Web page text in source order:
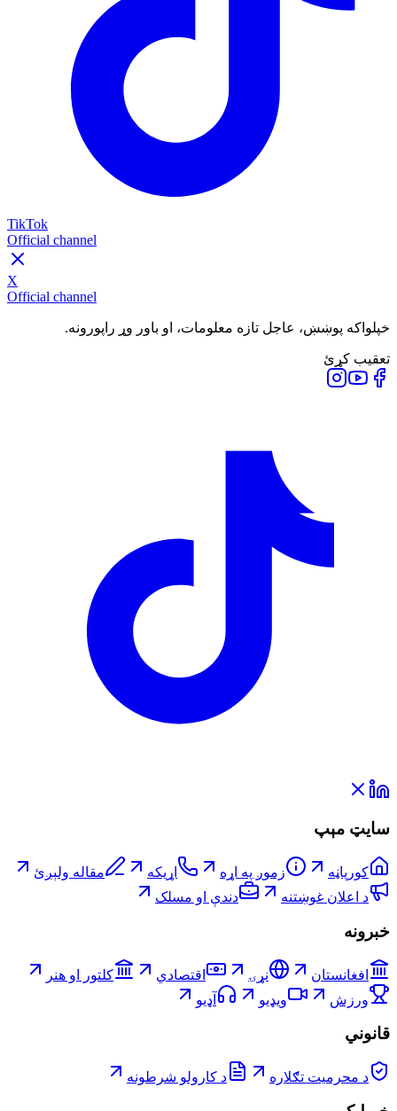
TikTok
Official channel
X
Official channel
خپلواکه پوښښ، عاجل تازه معلومات، او باور وړ راپورونه.
تعقیب کړئ
سایټ مېپ
کورپاڼه زموږ په اړه اړیکه
مقاله ولېږئ
د اعلان غوښتنه
دندې او مسلک
خبرونه
افغانستان نړۍ اقتصادي
کلتور او هنر
ورزش
ویډیو آډیو
قانوني
د محرمیت تګلاره د کارولو شرطونه